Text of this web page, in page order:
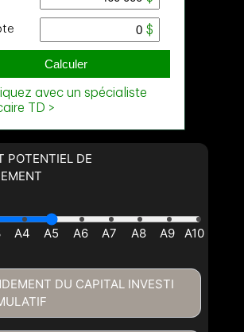
à
et
vous.
Nom
Téléphone
(Optionnel)
POTENTIEL DE
DU CAPITAL INVESTI